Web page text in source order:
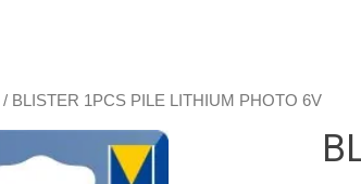
/ BLISTER 1PCS PILE LITHIUM PHOTO 6V